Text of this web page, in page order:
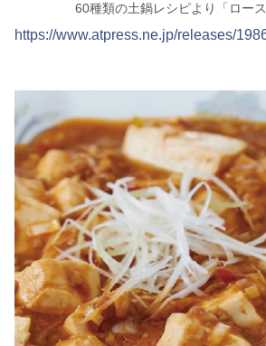
60種類の土鍋レシピより「ロース
https://www.atpress.ne.jp/releases/